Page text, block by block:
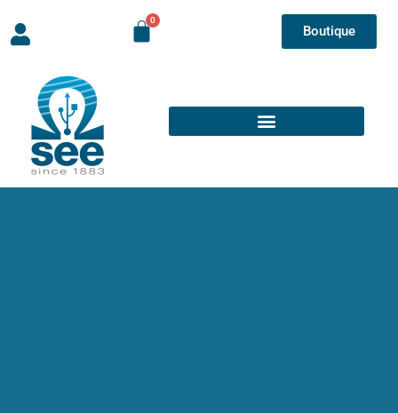
Boutique